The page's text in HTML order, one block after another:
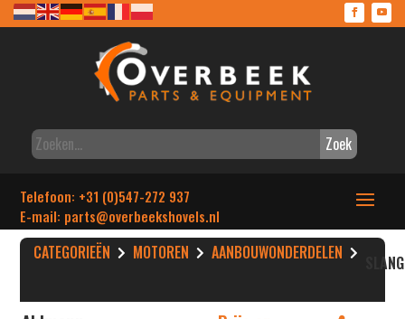
Zoek
Telefoon: +31 (0)547-272 937
E-mail: parts@overbeekshovels.nl
CATEGORIEËN MOTOREN AANBOUWONDERDELEN